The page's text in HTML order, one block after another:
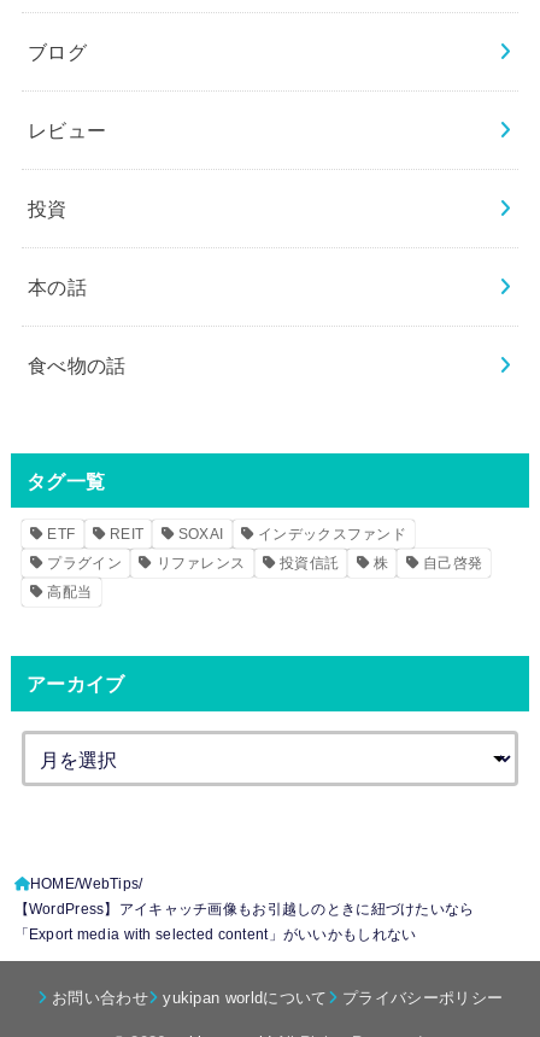
ブログ
レビュー
投資
本の話
食べ物の話
タグ一覧
ETF REIT SOXAI
インデックスファンド
プラグイン
リファレンス 投資信託 株
自己啓発
高配当
アーカイブ
HOME WebTips
【WordPress】アイキャッチ画像もお引越しのときに紐づけたいなら
「Export media with selected content」がいいかもしれない
お問い合わせ yukipan worldについて プライバシーポリシー